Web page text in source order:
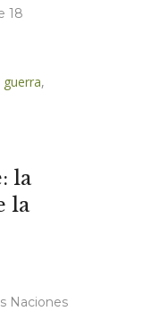
18
guerra,
la
la
Naciones